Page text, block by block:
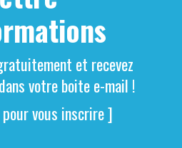
et recevez
votre boite e-mail !
vous inscrire ]